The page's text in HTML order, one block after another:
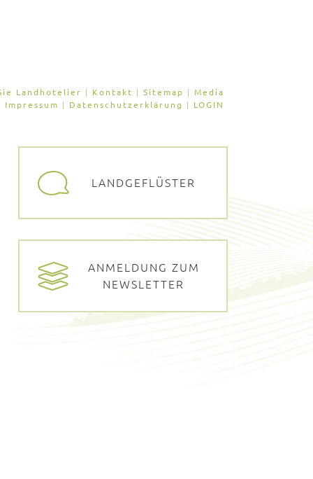
Landhotelier | Kontakt | Sitemap | Media
Impressum | Datenschutzerklärung | LOGIN
LANDGEFLÜSTER
ANMELDUNG ZUM
NEWSLETTER